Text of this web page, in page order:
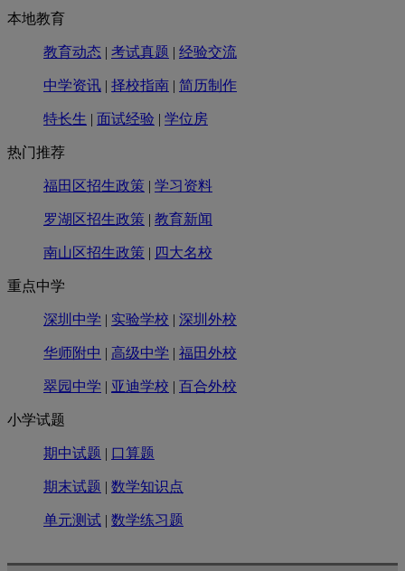
本地教育
教育动态 | 考试真题 | 经验交流
中学资讯 | 择校指南 | 简历制作
特长生 | 面试经验 | 学位房
热门推荐
福田区招生政策 | 学习资料
罗湖区招生政策 | 教育新闻
南山区招生政策 | 四大名校
重点中学
深圳中学 | 实验学校 | 深圳外校
华师附中 | 高级中学 | 福田外校
翠园中学 | 亚迪学校 | 百合外校
小学试题
期中试题 | 口算题
期末试题 | 数学知识点
单元测试 | 数学练习题